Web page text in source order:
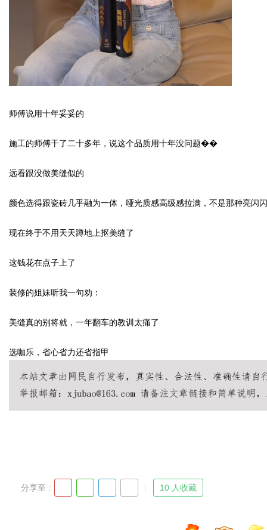
师傅说用十年妥妥的
施工的师傅干了二十多年，说这个品质用十年没问题��
远看跟没做美缝似的
颜色选得跟瓷砖几乎融为一体，哑光质感高级感拉满，不是那种亮闪
现在终于不用天天蹲地上抠美缝了
这钱花在点子上了
装修的姐妹听我一句劝：
美缝真的别将就，一年翻车的教训太痛了
选咖乐，省心省力还省指甲
分享至 : 10 人收藏